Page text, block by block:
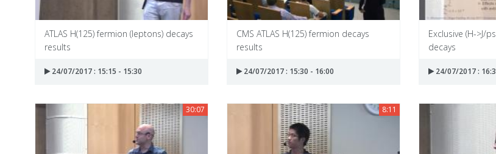
ATLAS H(125) fermion (leptons) decays
results
24/07/2017 : 15:15 - 15:30
CMS ATLAS H(125) fermion decays
results
24/07/2017 : 15:30 - 16:00
Exclusive (H->J/
decays
24/07/2017 :
30:07 8:11